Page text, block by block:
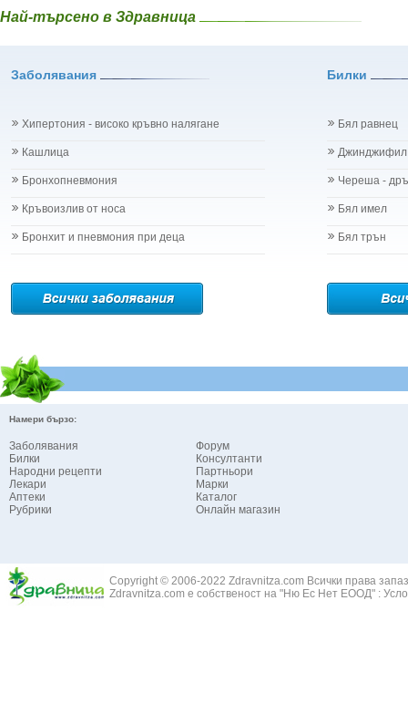
Най-търсено в Здравница
Заболявания Билки
Хипертония - високо кръвно налягане
Кашлица
Бронхопневмония
Кръвоизлив от носа
Бронхит и пневмония при деца
Бял равнец
Джинджифил
Череша -
Бял имел
Бял трън
Намери бързо:
Заболявания
Билки
Народни рецепти
Лекари
Аптеки
Рубрики
Форум
Консултанти
Партньори
Марки
Каталог
Онлайн магазин
Copyright © 2006-2022 Zdravnitza.com Всички права
Zdravnitza.com е собственост на "Ню Ес Нет ЕООД" :